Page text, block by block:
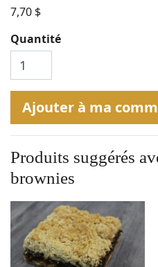
7,70 $
Quantité
Ajouter à ma
Produits suggérés
brownies